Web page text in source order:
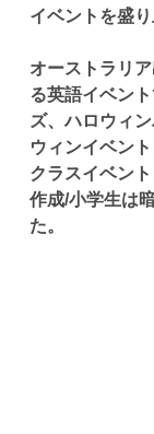
イベントを盛り
オーストラリ
る英語イベン
ズ、ハロウィ
ウィンイベン
クラスイベン
作成/小学生は
た。